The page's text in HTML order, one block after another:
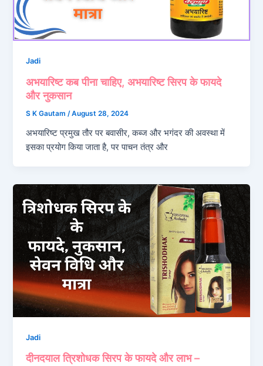
Jadi
अभयारिष्ट कब पीना चाहिए, अभयारिष्ट सिरप के फायदे
और नुकसान
S K Gautam /August 28, 2024
अभयारिष्ट प्रमुख तौर पर बवासीर, कब्ज और भगंदर की अवस्था में
इसका प्रयोग किया जाता है, पर पाचन तंत्र और
Jadi
दीनदयाल त्रिशोधक सिरप के फायदे और लाभ –